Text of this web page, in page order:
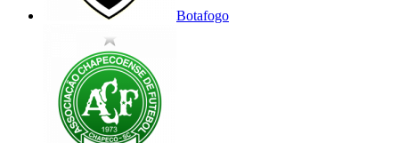
Botafogo